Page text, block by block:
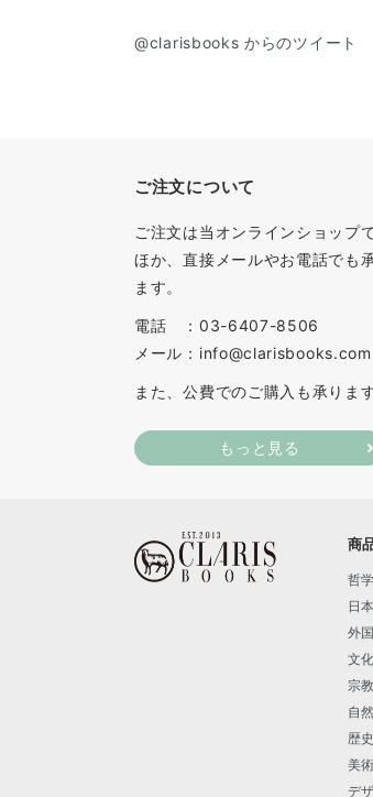
@clarisbooks からのツイート
ご注文について
ご注文は当オンラインショップ
ほか、直接メールやお電話でも
ます。
電話 ：03-6407-8506
メール：info@clarisbooks.com
また、公費でのご購入も承ります
もっと見る
商
哲
日
外
文
宗教
自
歴史
美
デ